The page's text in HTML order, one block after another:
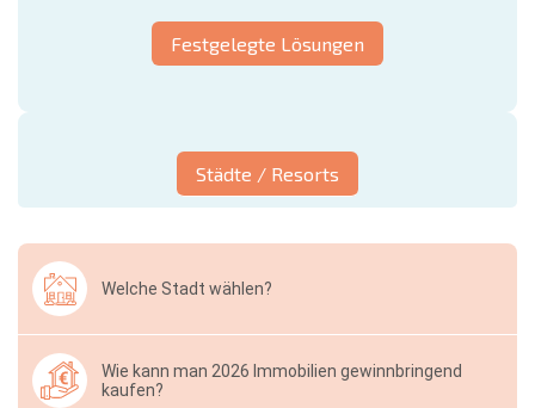
Festgelegte Lösungen
Städte / Resorts
Welche Stadt wählen?
Wie kann man 2026 Immobilien gewinnbringend
kaufen?